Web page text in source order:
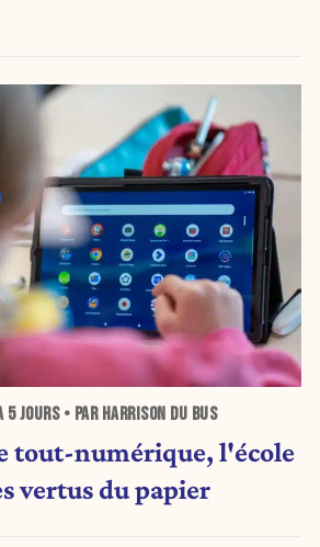
5 JOURS• PAR HARRISON DU BUS
tout-numérique, l'école
vertus du papier